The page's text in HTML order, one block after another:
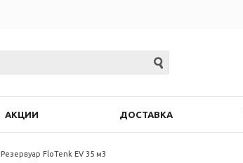
АКЦИИ ДОСТАВКА
Резервуар FloTenk EV 35 м3